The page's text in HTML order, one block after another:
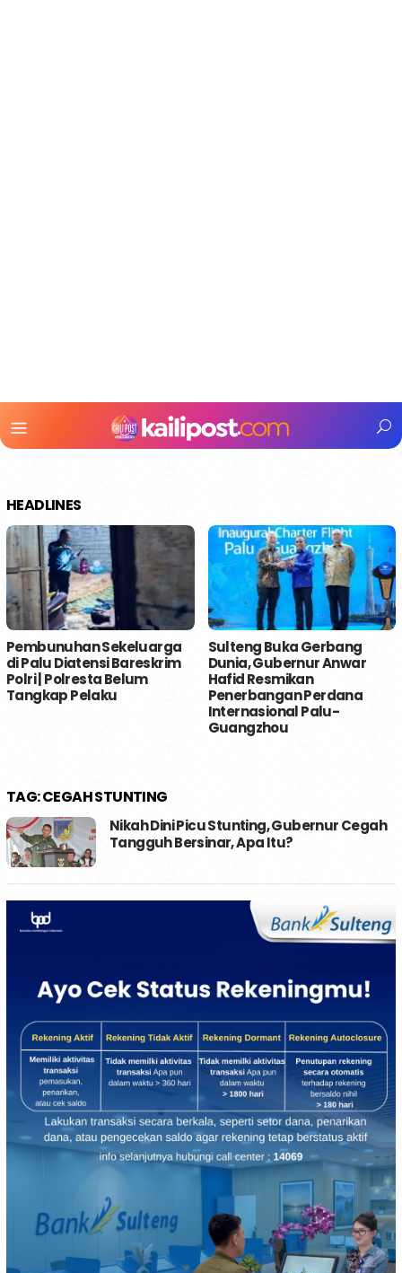
Mobile
HEADLINES
Pembunuhan Sekeluarga
di Palu Diatensi Bareskrim
Polri | Polresta Belum
Tangkap Pelaku
Sulteng Buka Gerbang
Dunia, Gubernur Anwar
Hafid Resmikan
Penerbangan Perdana
Internasional Palu-
Guangzhou
TAG:CEGAH STUNTING
Nikah Dini Picu Stunting, Gubernur Cegah
Tangguh Bersinar, Apa Itu?